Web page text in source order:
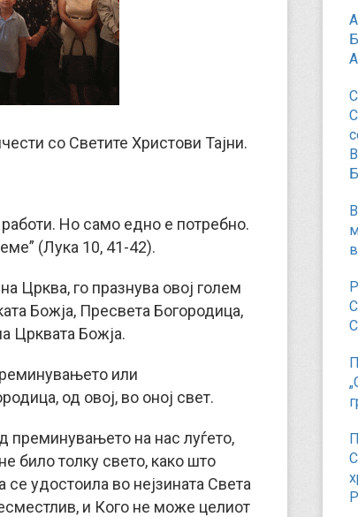
со Светите Христови Тајни.
Но само едно е потребно.
(Лука 10, 41-42).
Црква, го празнува овој голем
Божја, Пресвета Богородица,
Црквата Божја.
или
од овој, во оној свет.
преминувањето на нас луѓето,
било толку свето, како што
удостоила во нејзината Света
и Кого не може целиот